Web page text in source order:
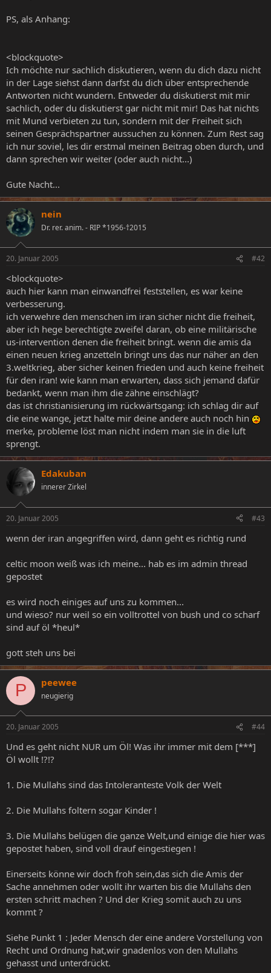
PS, als Anhang:
<blockquote>
Ich möchte nur sachlich diskutieren, wenn du dich dazu nicht
in der Lage siehst dann darfst du dich über entsprechende
Antworten nicht wundern. Entweder du diskutierst mit mir
sachlich, oder du diskutierst gar nicht mit mir! Das hat nichts
mit Mund verbieten zu tun, sondern mit der Freiheit sich
seinen Gesprächspartner aussuchen zu können. Zum Rest sag
ich nur soviel, les dir erstmal meinen Beitrag oben durch, und
dann sprechen wir weiter (oder auch nicht...)
Gute Nacht...
nein
Dr. rer. anim. - RIP *1956-†2015
20. Januar 2005 #42
<blockquote>
auch hier kann man einwandfrei feststellen, es war keine
verbesserung.
ich verwehre den menschen im iran sicher nicht die freiheit,
aber ich hege berechtigte zweifel daran, ob eine militärische
us-intervention denen die freiheit bringt. wenn die amis da
einen neuen krieg anzetteln bringt uns das nur näher an den
3.weltkrieg, aber sicher keinen frieden und auch keine freiheit
für den iran! wie kann man erwarten, dass sich jemand dafür
bedankt, wenn man ihm die zähne einschlägt?
das ist christianisierung im rückwärtsgang: ich schlag dir auf
die eine wange, jetzt halte mir deine andere auch noch hin
merke, probleme löst man nicht indem man sie in die luft
sprengt.
Edakuban
innerer Zirkel
20. Januar 2005 #43
wenn der iran angegriffen wird, dann geht es richtig rund
celtic moon weiß was ich meine... hab es im admin thread
gepostet
es wird noch einiges auf uns zu kommen...
und wieso? nur weil so ein volltrottel von bush und co scharf
sind auf öl *heul*
gott steh uns bei
P peewee
neugierig
20. Januar 2005 #44
Und es geht nicht NUR um Öl! Was ihr immer mit dem [***]
Öl wollt !?!?
1. Die Mullahs sind das Intoleranteste Volk der Welt
2. Die Mullahs foltern sogar Kinder !
3. Die Mullahs belügen die ganze Welt,und einige die hier was
gepostet haben, sind voll drauf eingestiegen !
Einerseits könne wir doch froh sein,das sich die Amis der
Sache annehmen oder wollt ihr warten bis die Mullahs den
ersten schritt machen ? Und der Krieg somit auch zu uns
kommt ?
Siehe Punkt 1 : Jeder Mensch der eine andere Vorstellung von
Recht und Ordnung hat,wir gnadenlos von den Mullahs
gehasst und unterdrückt.